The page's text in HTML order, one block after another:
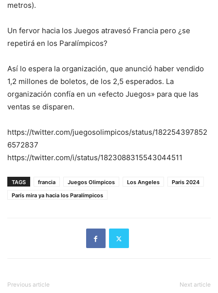
metros).
Un fervor hacia los Juegos atravesó Francia pero ¿se
repetirá en los Paralímpicos?
Así lo espera la organización, que anunció haber vendido
1,2 millones de boletos, de los 2,5 esperados. La
organización confía en un «efecto Juegos» para que las
ventas se disparen.
https://twitter.com/juegosolimpicos/status/182254397852
6572837
https://twitter.com/i/status/1823088315543044511
TAGS francia Juegos Olimpicos Los Angeles
Paris 2024
París mira ya hacia los Paralímpicos
Previous article Next article